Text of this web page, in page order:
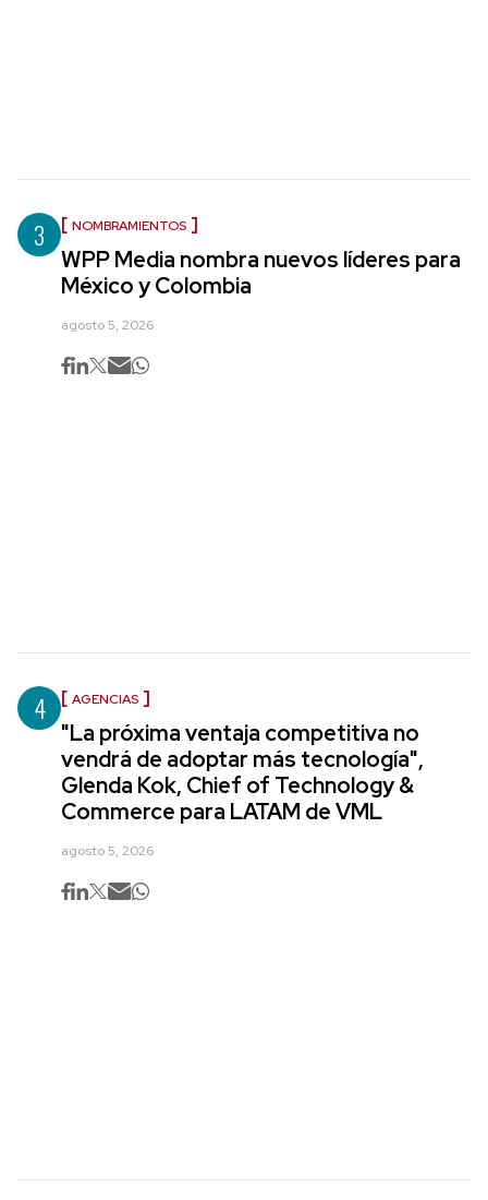
3 NOMBRAMIENTOS
WPP Media nombra nuevos líderes para
México y Colombia
agosto 5, 2026
4 AGENCIAS
"La próxima ventaja competitiva no
vendrá de adoptar más tecnología",
Glenda Kok, Chief of Technology &
Commerce para LATAM de VML
agosto 5, 2026